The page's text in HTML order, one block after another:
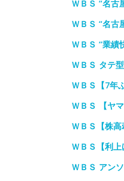
ＷＢＳ “名古
ＷＢＳ “名古
ＷＢＳ “業
ＷＢＳ タテ
ＷＢＳ【7年
ＷＢＳ 【ヤ
ＷＢＳ【株
ＷＢＳ【利
ＷＢＳ アン